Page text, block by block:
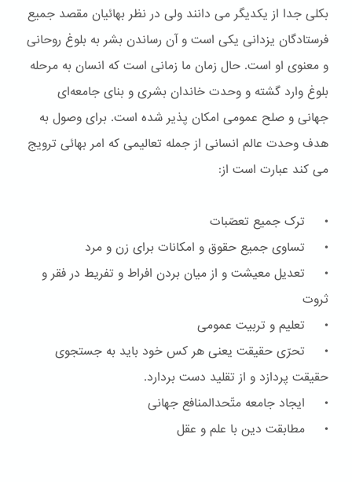
بکلی جدا از یکدیگر می دانند ولی در نظر بهائیان مقصد جمیع
فرستادگان یزدانی یکی است و آن رساندن بشر به بلوغ روحانی
و معنوی او است. حال زمان ما زمانی است که انسان به مرحله
بلوغ وارد گشته و وحدت خاندان بشری و بنای جامعه‌ای
جهانی و صلح عمومی امکان پذیر شده است. برای وصول به
هدف وحدت عالم انسانی از جمله تعالیمی که امر بهائی ترویج
می کند عبارت است از:
• ترک جمیع تعصّبات
• تساوی جمیع حقوق و امکانات برای زن و مرد
• تعدیل معیشت و از میان بردن افراط و تفریط در فقر و
ثروت
• تعلیم و تربیت عمومی
• تحرّی حقیقت یعنی هر کس خود باید به جستجوی
حقیقت پردازد و از تقلید دست بردارد.
• ایجاد جامعه متّحدالمنافع جهانی
• مطابقت دین با علم و عقل